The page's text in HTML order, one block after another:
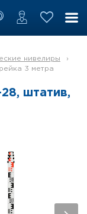
нивелиры
›
3 метра
штатив,